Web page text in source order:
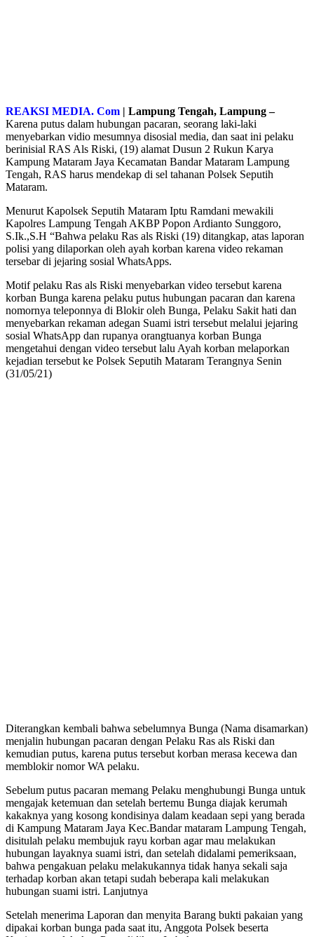
REAKSI MEDIA. Com | Lampung Tengah, Lampung –
Karena putus dalam hubungan pacaran, seorang laki-laki
menyebarkan vidio mesumnya disosial media, dan saat ini pelaku
berinisial RAS Als Riski, (19) alamat Dusun 2 Rukun Karya
Kampung Mataram Jaya Kecamatan Bandar Mataram Lampung
Tengah, RAS harus mendekap di sel tahanan Polsek Seputih
Mataram.
Menurut Kapolsek Seputih Mataram Iptu Ramdani mewakili
Kapolres Lampung Tengah AKBP Popon Ardianto Sunggoro,
S.Ik.,S.H “Bahwa pelaku Ras als Riski (19) ditangkap, atas laporan
polisi yang dilaporkan oleh ayah korban karena video rekaman
tersebar di jejaring sosial WhatsApps.
Motif pelaku Ras als Riski menyebarkan video tersebut karena
korban Bunga karena pelaku putus hubungan pacaran dan karena
nomornya teleponnya di Blokir oleh Bunga, Pelaku Sakit hati dan
menyebarkan rekaman adegan Suami istri tersebut melalui jejaring
sosial WhatsApp dan rupanya orangtuanya korban Bunga
mengetahui dengan video tersebut lalu Ayah korban melaporkan
kejadian tersebut ke Polsek Seputih Mataram Terangnya Senin
(31/05/21)
Diterangkan kembali bahwa sebelumnya Bunga (Nama disamarkan)
menjalin hubungan pacaran dengan Pelaku Ras als Riski dan
kemudian putus, karena putus tersebut korban merasa kecewa dan
memblokir nomor WA pelaku.
Sebelum putus pacaran memang Pelaku menghubungi Bunga untuk
mengajak ketemuan dan setelah bertemu Bunga diajak kerumah
kakaknya yang kosong kondisinya dalam keadaan sepi yang berada
di Kampung Mataram Jaya Kec.Bandar mataram Lampung Tengah,
disitulah pelaku membujuk rayu korban agar mau melakukan
hubungan layaknya suami istri, dan setelah didalami pemeriksaan,
bahwa pengakuan pelaku melakukannya tidak hanya sekali saja
terhadap korban akan tetapi sudah beberapa kali melakukan
hubungan suami istri. Lanjutnya
Setelah menerima Laporan dan menyita Barang bukti pakaian yang
dipakai korban bunga pada saat itu, Anggota Polsek beserta